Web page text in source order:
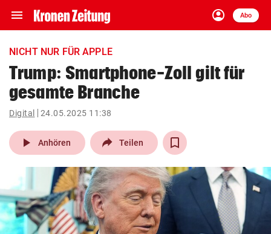
menu Navigation
ein-/ausklappen
account_circle
Anmelden
Abo
close Schließen
account_circle Anmelden
pin_drop
Wien arrow_right
bookmark
search
Suchbegriff
eingeben
NICHT NUR FÜR APPLE
Trump: Smartphone-Zoll gilt für
gesamte Branche
Digital 24.05.2025 11:38
play_arrow Anhören Teilen